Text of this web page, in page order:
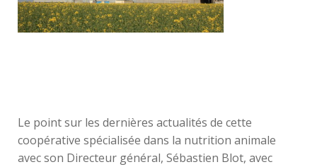
Le point sur les dernières actualités de cette
coopérative spécialisée dans la nutrition animale
avec son Directeur général, Sébastien Blot, avec